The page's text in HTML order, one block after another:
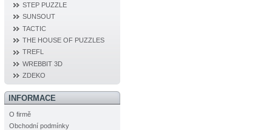
STEP PUZZLE
SUNSOUT
TACTIC
THE HOUSE OF PUZZLES
TREFL
WREBBIT 3D
ZDEKO
INFORMACE
O firmě
Obchodní podmínky